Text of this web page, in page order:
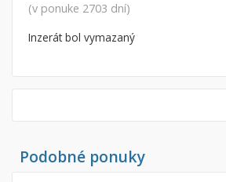
Do:
(v ponuke 2703 dní)
Inzerát bol vymazaný
Podobné ponuky